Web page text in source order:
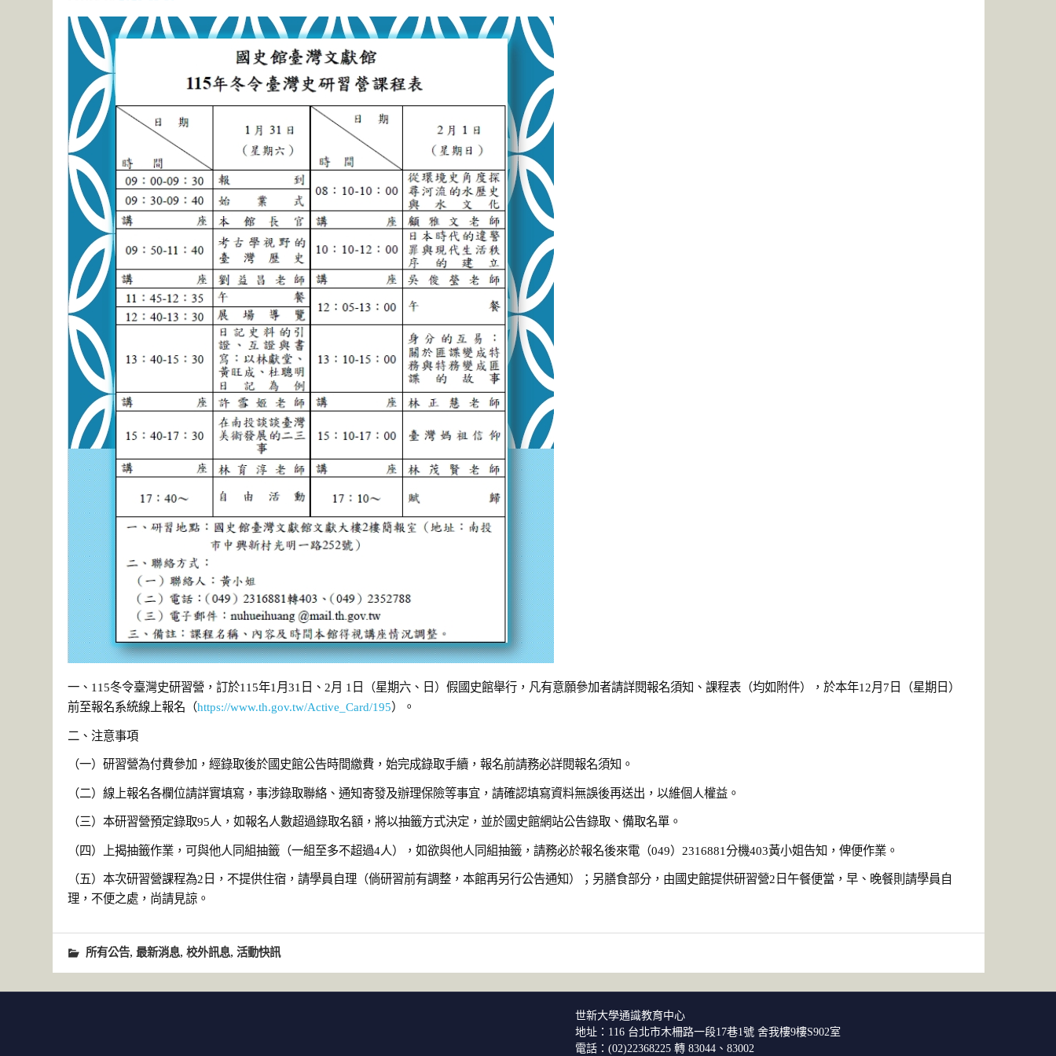
一、115冬令臺灣史研習營，訂於115年1月31日、2月 1日（星期六、日）假國史館舉行，凡有意願參加者請詳閱報名須知、課程表（均如附件），於本年12月7日（星期日）
前至報名系統線上報名（https://www.th.gov.tw/Active_Card/195）。
二、注意事項
（一）研習營為付費參加，經錄取後於國史館公告時間繳費，始完成錄取手續，報名前請務必詳閱報名須知。
（二）線上報名各欄位請詳實填寫，事涉錄取聯絡、通知寄發及辦理保險等事宜，請確認填寫資料無誤後再送出，以維個人權益。
（三）本研習營預定錄取95人，如報名人數超過錄取名額，將以抽籤方式決定，並於國史館網站公告錄取、備取名單。
（四）上揭抽籤作業，可與他人同組抽籤（一組至多不超過4人），如欲與他人同組抽籤，請務必於報名後來電（049）2316881分機403黃小姐告知，俾便作業。
（五）本次研習營課程為2日，不提供住宿，請學員自理（倘研習前有調整，本館再另行公告通知）；另膳食部分，由國史館提供研習營2日午餐便當，早、晚餐則請學員自
理，不便之處，尚請見諒。
所有公告,最新消息,校外訊息,活動快訊
世新大學通識教育中心
地址：116 台北市木柵路一段17巷1號 舍我樓9樓S902室
電話：(02)22368225 轉 83044、83002